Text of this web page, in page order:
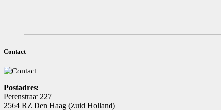
Contact
Postadres:
Perenstraat 227
2564 RZ Den Haag (Zuid Holland)